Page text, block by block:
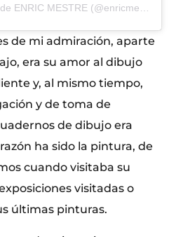
de mi admiración, aparte
era su amor al dibujo
y, al mismo tiempo,
y de toma de
de dibujo era
ha sido la pintura, de
cuando visitaba su
visitadas o
últimas pinturas.